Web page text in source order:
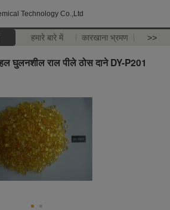
Technology Co.,Ltd
हमारे बारे में कारखाना भ्रमण >>
घुलनशील राल पीले ठोस दाने DY-P201